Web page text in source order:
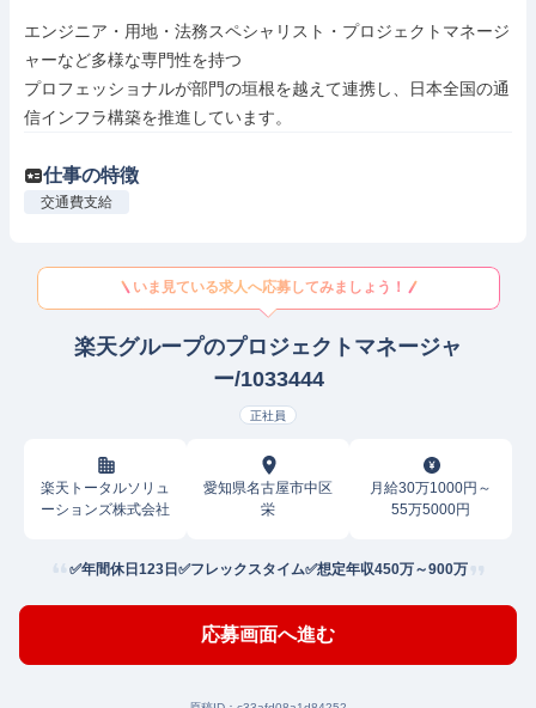
エンジニア・用地・法務スペシャリスト・プロジェクトマネージ
ャーなど多様な専門性を持つ
プロフェッショナルが部門の垣根を越えて連携し、日本全国の通
信インフラ構築を推進しています。
仕事の特徴
交通費支給
いま見ている求人へ応募してみましょう！
楽天グループのプロジェクトマネージャ
ー/1033444
正社員
楽天トータルソリュ
ーションズ株式会社
愛知県名古屋市中区
栄
月給30万1000円～
55万5000円
✅年間休日123日✅フレックスタイム✅想定年収450万～900万
応募画面へ進む